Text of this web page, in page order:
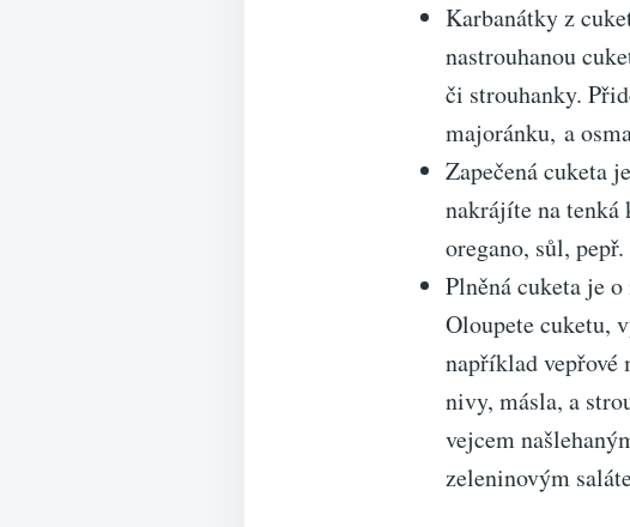
Karbanátky z
nastrouhanou
či strouhanky.
majoránku, a
Zapečená cuketa
nakrájíte na tenká
oregano, sůl,
Plněná cuketa je
Oloupete cuketu,
například vepřové
nivy, másla, a
vejcem
zeleninovým